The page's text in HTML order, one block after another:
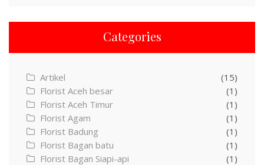
Categories
Artikel
(15)
Florist Aceh besar
(1)
Florist Aceh Timur
(1)
Florist Agam
(1)
Florist Badung
(1)
Florist Bagan batu
(1)
Florist Bagan Siapi-api
(1)